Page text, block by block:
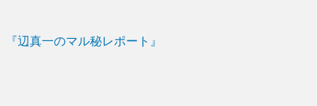
『辺真一のマル秘レポート』